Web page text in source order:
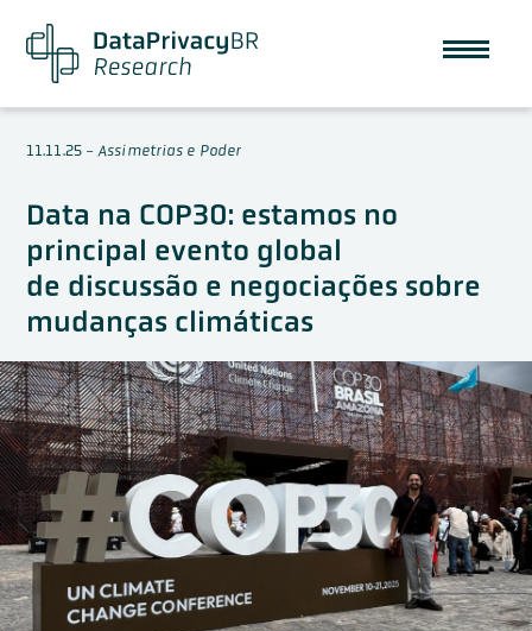
11.11.25- Assimetrias e Poder
Data na COP30: estamos no
principal evento global
de discussão e negociações sobre
mudanças climáticas